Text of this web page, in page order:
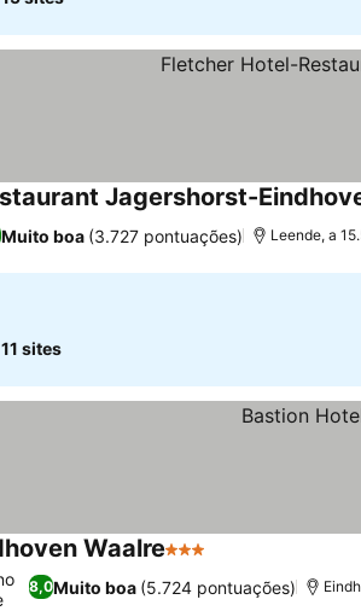
Jagershorst-
Muito boa (3.727 pontuações) Leende, a
11 sites
Waalre3 Estrelas
8,0Muito boa (5.724 pontuações)